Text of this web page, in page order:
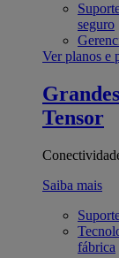
seguro
Ver planos e
Tensor
Saiba mais
fábrica